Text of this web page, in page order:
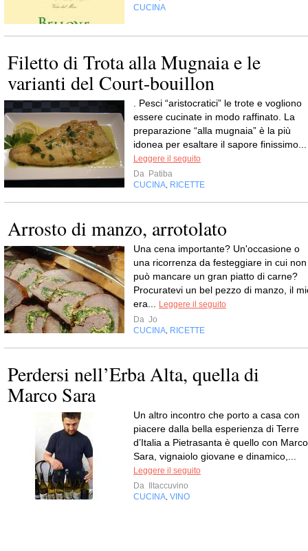
CUCINA
Filetto di Trota alla Mugnaia e le
varianti del Court-bouillon
. Pesci “aristocratici” le trote e vogliono
essere cucinate in modo raffinato. La
preparazione “alla mugnaia” è la più
idonea per esaltare il sapore finissimo...
Leggere il seguito
Da Patiba
CUCINA RICETTE
Arrosto di manzo, arrotolato
Una cena importante? Un'occasione o
una ricorrenza da festeggiare in cui non
può mancare un gran piatto di carne?
Procuratevi un bel pezzo di manzo, il
era...
Leggere il seguito
Da Jo
CUCINA RICETTE
Perdersi nell’Erba Alta, quella di
Marco Sara
Un altro incontro che porto a casa con
piacere dalla bella esperienza di Terre
d’Italia a Pietrasanta è quello con Marco
Sara, vignaiolo giovane e dinamico,...
Leggere il seguito
Da Iltaccuvino
CUCINA VINO